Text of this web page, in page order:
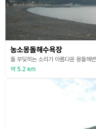
농소몽돌해수욕장
돌 부딪히는 소리가 아름다운 몽돌해변
약 5.2 km